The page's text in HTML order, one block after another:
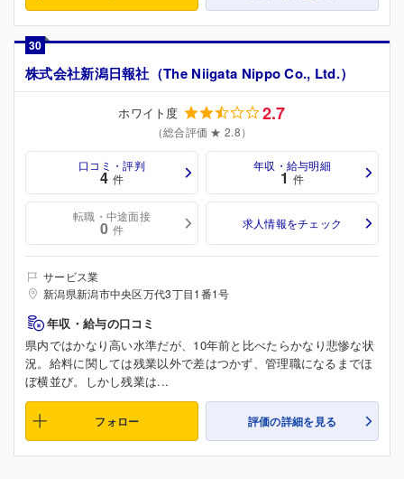
30
株式会社新潟日報社（The Niigata Nippo Co., Ltd.）
ホワイト度 2.7
（総合評価 ★ 2.8）
口コミ・評判
4 件
年収・給与明細
1 件
転職・中途面接
0 件 求人情報をチェック
サービス業
新潟県新潟市中央区万代3丁目1番1号
年収・給与の口コミ
県内ではかなり高い水準だが、10年前と比べたらかなり悲惨な状
況。給料に関しては残業以外で差はつかず、管理職になるまでほ
ぼ横並び。しかし残業は...
フォロー 評価の詳細を見る